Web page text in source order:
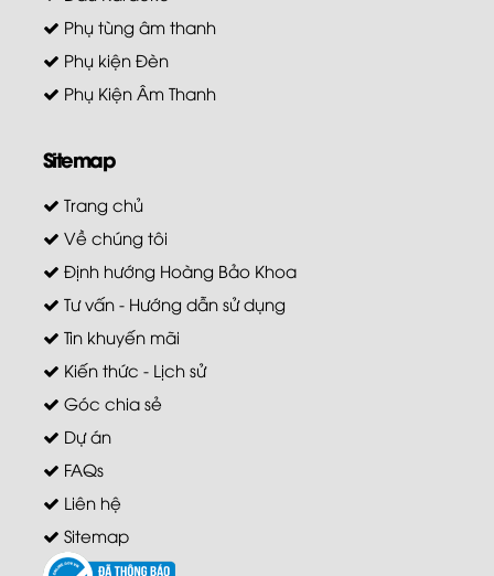
Phụ tùng âm thanh
Phụ kiện Đèn
Phụ Kiện Âm Thanh
Sitemap
Trang chủ
Về chúng tôi
Định hướng Hoàng Bảo Khoa
Tư vấn - Hướng dẫn sử dụng
Tin khuyến mãi
Kiến thức - Lịch sử
Góc chia sẻ
Dự án
FAQs
Liên hệ
Sitemap